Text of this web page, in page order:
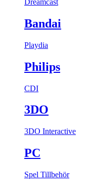
Bandai
Playdia
Philips
CDI
3DO
3DO Interactive
PC
Spel Tillbehör